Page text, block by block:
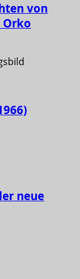
von
Orko
neue